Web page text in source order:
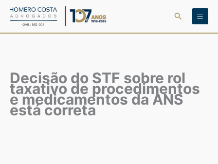
para
Pesquisar
Decisão do STF sobre rol
taxativo de procedimentos
e medicamentos da ANS
está correta